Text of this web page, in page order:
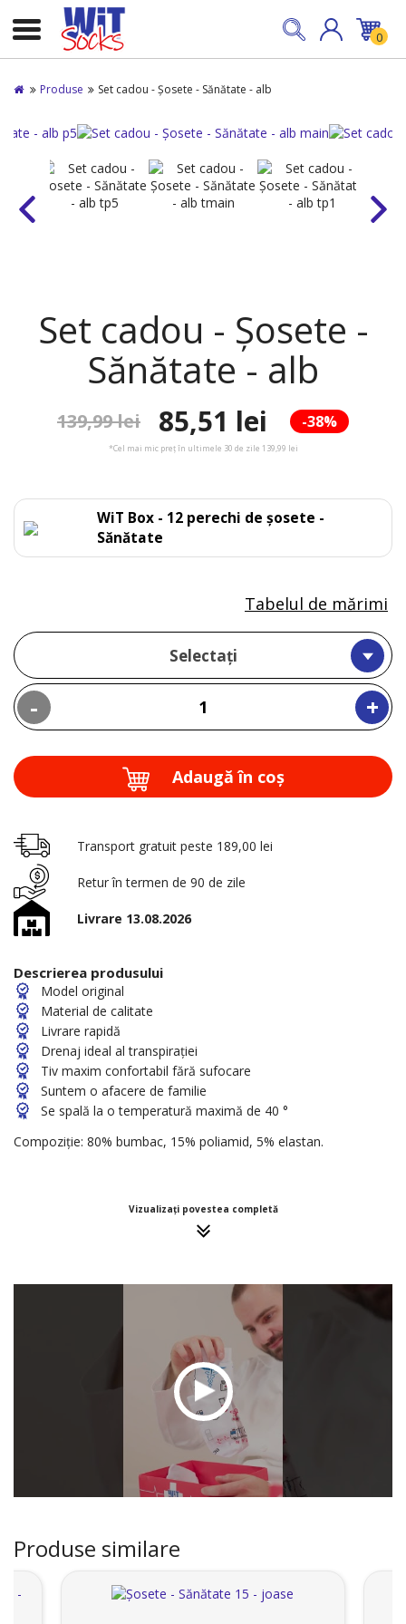
0
Produse Set cadou - Șosete - Sănătate - alb
Set cadou - Șosete -
Sănătate - alb
-38%
139,99 lei 85,51 lei
*Cel mai mic preț în ultimele 30 de zile 139,99 lei
WiT Box - 12 perechi de șosete -
Sănătate
Selectați
- +
Tabelul de mărimi
Adaugă în coş
Transport gratuit peste 189,00 lei
Retur în termen de 90 de zile
Livrare 13.08.2026
Descrierea produsului
Model original
Material de calitate
Livrare rapidă
Drenaj ideal al transpirației
Tiv maxim confortabil fără sufocare
Suntem o afacere de familie
Se spală la o temperatură maximă de 40 °
Compoziție: 80% bumbac, 15% poliamid, 5% elastan.
Vizualizați povestea completă
Produse similare